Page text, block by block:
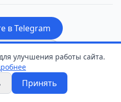
в Telegram
новость
улучшения работы сайта.
Принять